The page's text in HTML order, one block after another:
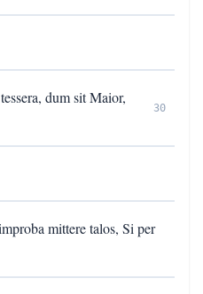
dum sit Maior,
30
mittere talos, Si per